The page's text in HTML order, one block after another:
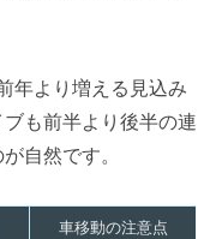
年より増える見込み
も前半より後半の連
自然です。
車移動の注意点